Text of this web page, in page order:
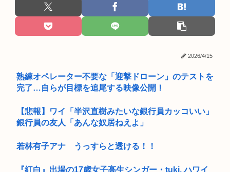
2026/4/15
熟練オペレーター不要な「迎撃ドローン」のテストを
完了…自らが目標を追尾する映像公開！
【悲報】ワイ「半沢直樹みたいな銀行員カッコいい」
銀行員の友人「あんな奴居ねえよ」
若林有子アナ うっすらと透ける！！
『紅白』出場の17歳女子高生シンガー・tuki. ハワイ